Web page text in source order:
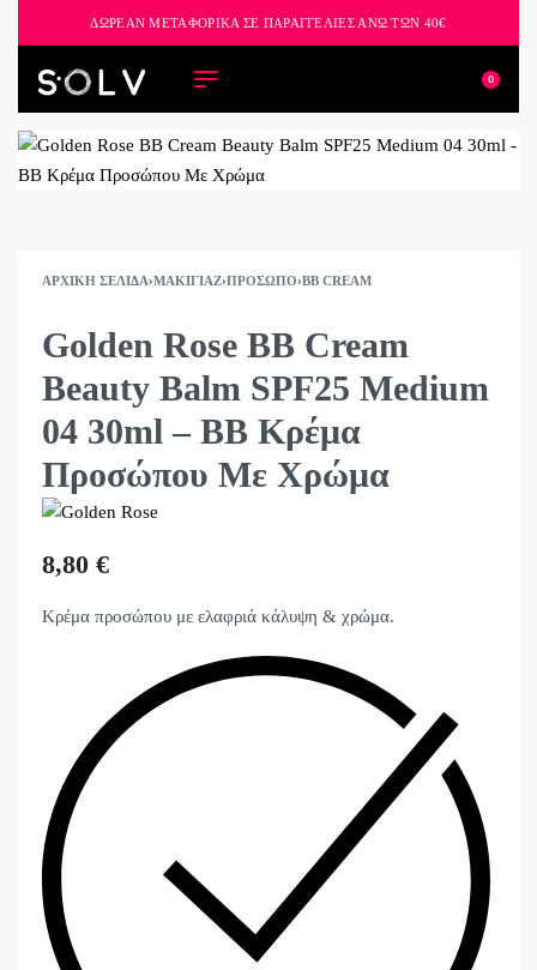
ΔΩΡΕΑΝ ΜΕΤΑΦΟΡΙΚΑ ΣΕ ΠΑΡΑΓΓΕΛΙΕΣ ΑΝΩ ΤΩΝ 40€
0
ΑΡΧΙΚΉ ΣΕΛΊΔΑ›ΜΑΚΙΓΙΆΖ›ΠΡΌΣΩΠΟ›BB CREAM
Golden Rose BB Cream
Beauty Balm SPF25 Medium
04 30ml – BB Κρέμα
Προσώπου Με Χρώμα
8,80 €
Κρέμα προσώπου με ελαφριά κάλυψη & χρώμα.